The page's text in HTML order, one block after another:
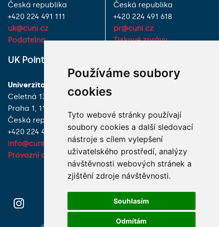
Používáme soubory
cookies
Tyto webové stránky používají
soubory cookies a další sledovací
nástroje s cílem vylepšení
uživatelského prostředí, analýzy
návštěvnosti webových stránek a
zjištění zdroje návštěvnosti.
Souhlasím
Odmítám
Česká republika
+420 224 491 111
uk@cuni.cz
Podatelna
Česká republika
+420 224 491 618
pr@cuni.cz
Tiskové zprávy
UK Point
Univerzita Karlova
Celetná 13
Praha 1, 116 36
Česká republika
+420 224 491 850
info@cuni.cz
Provozní doba a kontakty
JAK K NÁM?